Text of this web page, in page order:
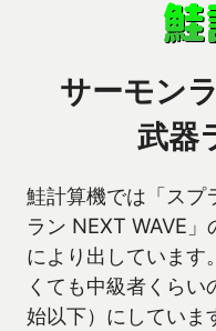
サーモン
武器
鮭計算機では「スプ
ラン NEXT WAVE
により出しています
くても中級者くら
始以下）にしていま